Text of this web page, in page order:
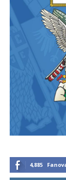
4,885